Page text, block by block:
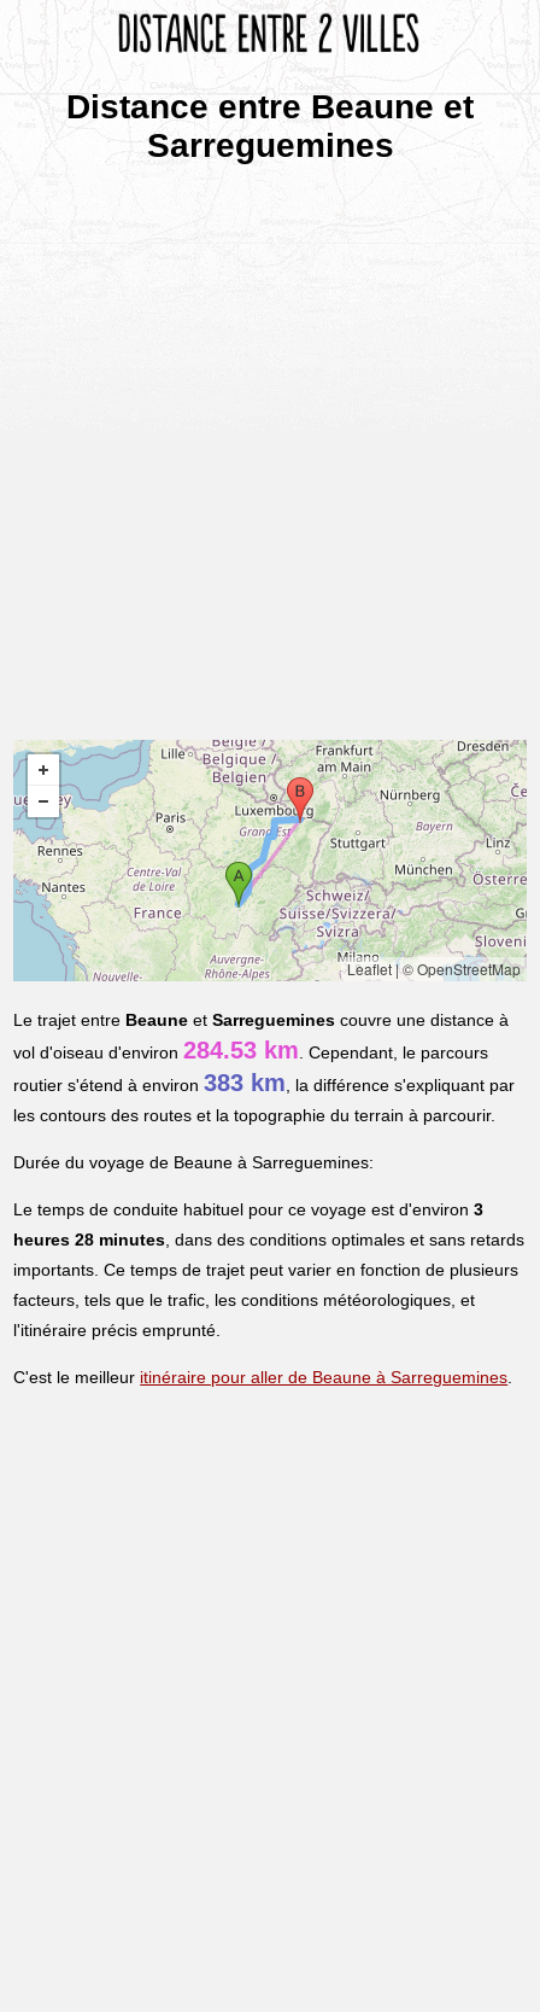
Distance entre Beaune et
Sarreguemines
Leaflet|© OpenStreetMap
Le trajet entre Beaune etSarreguemines couvre une distance à
vol d'oiseau d'environ284.53 km. Cependant, le parcours
routier s'étend à environ383 km, la différence s'expliquant par
les contours des routes et la topographie du terrain à parcourir.
Durée du voyage de Beaune à Sarreguemines:
Le temps de conduite habituel pour ce voyage est d'environ3
heures 28 minutes, dans des conditions optimales et sans retards
importants. Ce temps de trajet peut varier en fonction de plusieurs
facteurs, tels que le trafic, les conditions météorologiques, et
l'itinéraire précis emprunté.
C'est le meilleur itinéraire pour aller de Beaune à Sarreguemines.